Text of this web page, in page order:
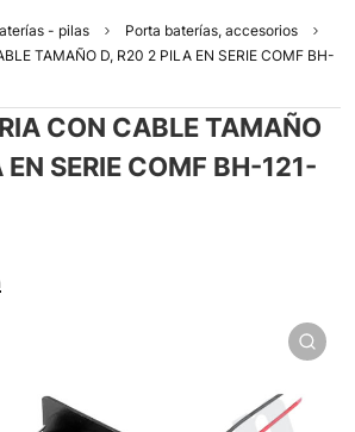
- pilas
Porta baterías, accesorios
TAMAÑO D, R20 2 PILA EN SERIE COMF BH-
CON CABLE TAMAÑO
SERIE COMF BH-121-